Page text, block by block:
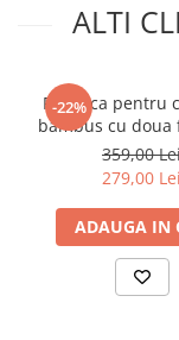
ALTI
-22%
Paturica pentru
bambus cu doua
Bamboo
100x140cm
359,00
279,00 Lei
ADAUGA IN